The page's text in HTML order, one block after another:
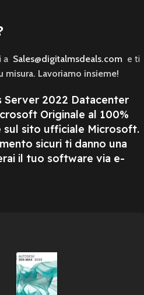
a Sales@digitalmsdeals.com e ti
misura. Lavoriamo insieme!
Server 2022 Datacenter
Originale al 100%
sito ufficiale Microsoft.
sicuri ti danno una
il tuo software via e-